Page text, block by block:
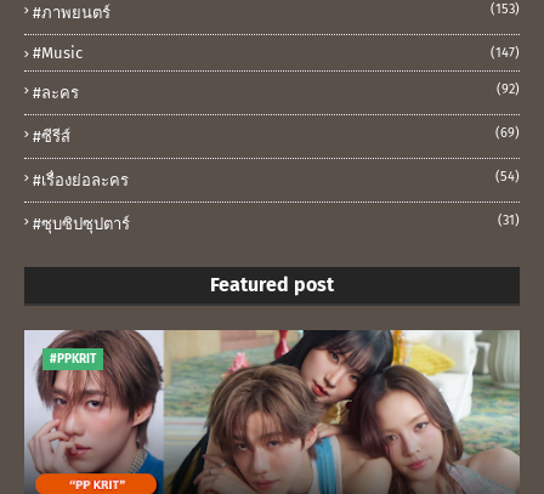
#ภาพยนตร์ (153)
#music (147)
#ละคร (92)
#ซีรีส์ (69)
#เรื่องย่อละคร (54)
#ซุบซิปซุปตาร์ (31)
Featured post
#PPKRIT